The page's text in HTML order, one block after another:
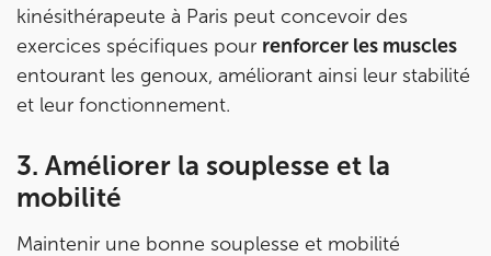
kinésithérapeute à Paris peut concevoir des
exercices spécifiques pour renforcer les muscles
entourant les genoux, améliorant ainsi leur stabilité
et leur fonctionnement.
3. Améliorer la souplesse et la
mobilité
Maintenir une bonne souplesse et mobilité
IK CHÂTENAY-MALABRY
380 Av. de la Division Leclerc 92290
Châtenay-Malabry
Prenez RDV sur